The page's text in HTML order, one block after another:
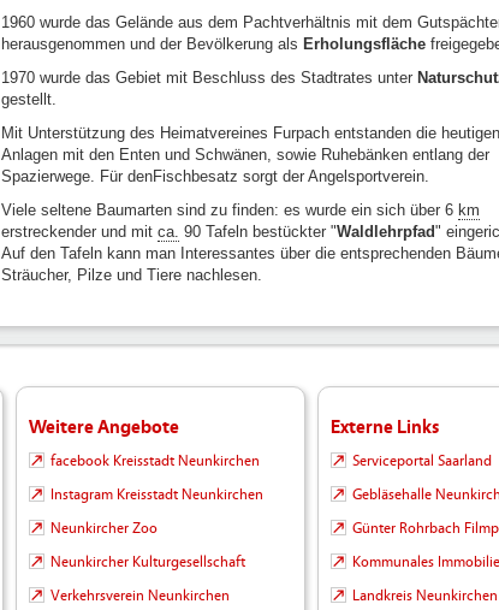
1960 wurde das Gelände aus dem Pachtverhältnis mit dem
herausgenommen und der Bevölkerung als Erholungsfläche
1970 wurde das Gebiet mit Beschluss des Stadtrates unter
gestellt.
Mit Unterstützung des Heimatvereines Furpach entstanden die heutigen
Anlagen mit den Enten und Schwänen, sowie Ruhebänken entlang der
Spazierwege. Für denFischbesatz sorgt der Angelsportverein.
Viele seltene Baumarten sind zu finden: es wurde ein sich über 6 km
erstreckender und mit ca. 90 Tafeln bestückter "Waldlehrpfad"
Auf den Tafeln kann man Interessantes über die entsprechenden
Sträucher, Pilze und Tiere nachlesen.
Weitere Angebote
facebook Kreisstadt Neunkirchen
Instagram Kreisstadt Neunkirchen
Neunkircher Zoo
Neunkircher Kulturgesellschaft
Verkehrsverein Neunkirchen
Externe Links
Serviceportal Saarland
Gebläsehalle
Günter Rohrbach
Kommunales
Landkreis Neunkirchen